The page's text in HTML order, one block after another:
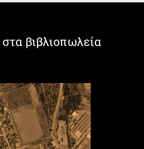
βιβλιοπωλεία